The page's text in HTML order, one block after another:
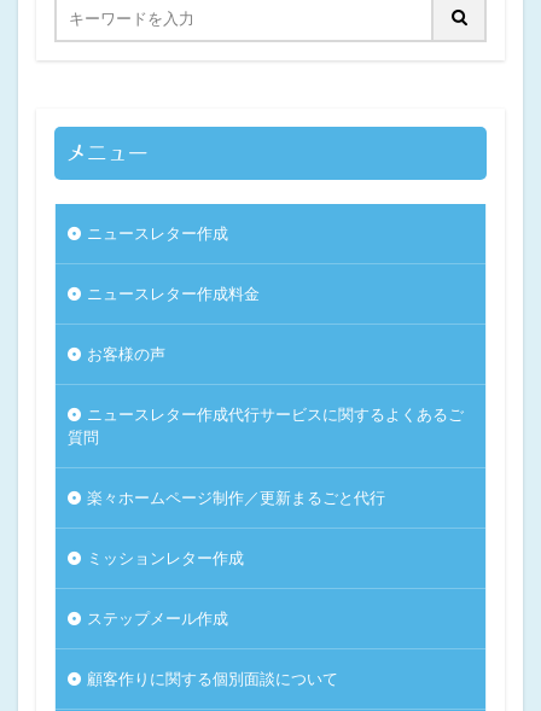
メニュー
ニュースレター作成
ニュースレター作成料金
お客様の声
ニュースレター作成代行サービスに関するよくあるご
質問
楽々ホームページ制作／更新まるごと代行
ミッションレター作成
ステップメール作成
顧客作りに関する個別面談について